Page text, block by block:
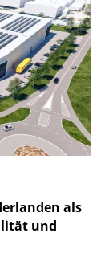
als
und